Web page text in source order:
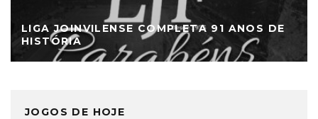
LIGA JOINVILENSE COMPLETA 91 ANOS DE
HISTÓRIA
JOGOS DE HOJE